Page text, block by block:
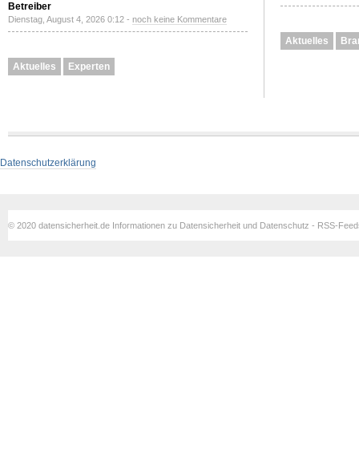
Betreiber
Dienstag, August 4, 2026 0:12 - noch keine Kommentare
Aktuelles Experten
Aktuelles
Datenschutzerklärung
© 2020 datensicherheit.de Informationen zu Datensicherheit und Datenschutz - RSS-